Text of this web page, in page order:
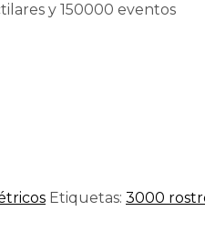
y 150000 eventos
Etiquetas: 3000